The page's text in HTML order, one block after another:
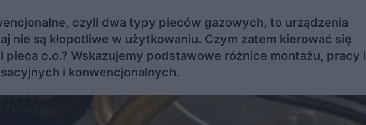
czyli dwa typy pieców gazowych, to urządzenia
nie są kłopotliwe w użytkowaniu. Czym zatem kierować się
c.o.? Wskazujemy podstawowe różnice montażu, pracy i
i konwencjonalnych.